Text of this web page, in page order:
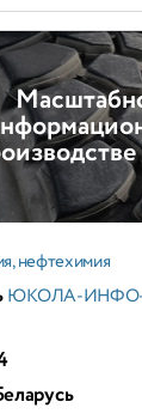
нефтехимия
ЮКОЛА-